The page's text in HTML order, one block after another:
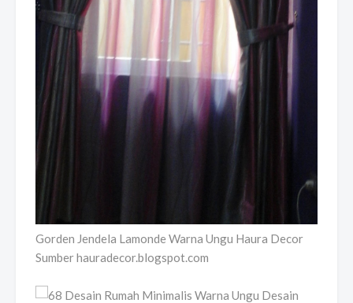
Gorden Jendela Lamonde Warna Ungu Haura Decor
Sumber hauradecor.blogspot.com